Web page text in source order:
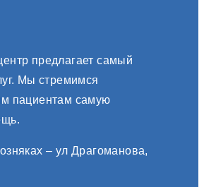
предлагает самый
Мы стремимся
пациентам самую
– ул Драгоманова,